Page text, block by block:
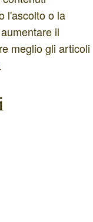
l'ascolto o la
il
meglio gli articoli